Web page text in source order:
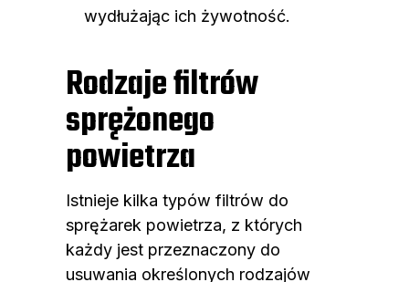
wydłużając ich żywotność.
Rodzaje filtrów
sprężonego
powietrza
Istnieje kilka typów filtrów do
sprężarek powietrza, z których
każdy jest przeznaczony do
usuwania określonych rodzajów